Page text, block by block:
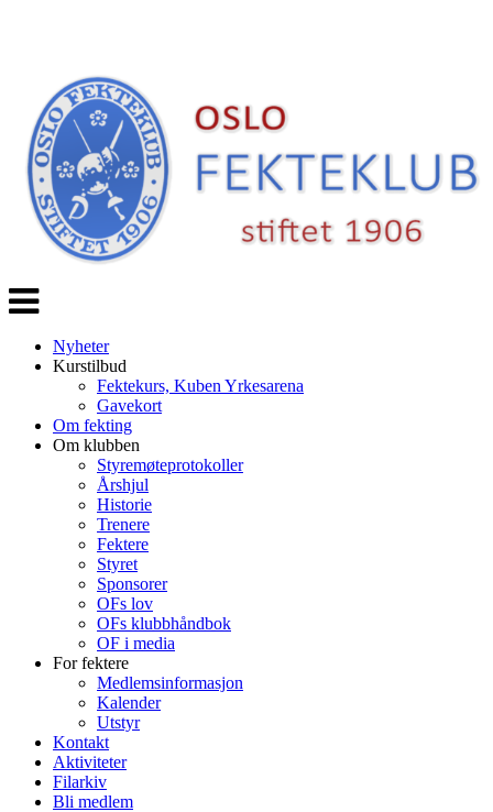
Veksle
navigasjon
Nyheter
Kurstilbud
Fektekurs, Kuben Yrkesarena
Gavekort
Om fekting
Om klubben
Styremøteprotokoller
Årshjul
Historie
Trenere
Fektere
Styret
Sponsorer
OFs lov
OFs klubbhåndbok
OF i media
For fektere
Medlemsinformasjon
Kalender
Utstyr
Kontakt
Aktiviteter
Filarkiv
Bli medlem